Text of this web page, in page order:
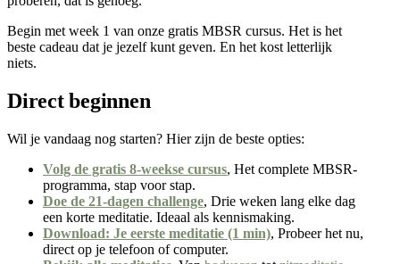
Begin met week 1 van onze gratis MBSR cursus. Het is het
beste cadeau dat je jezelf kunt geven. En het kost letterlijk
niets.
Direct beginnen
Wil je vandaag nog starten? Hier zijn de beste opties:
Volg de gratis 8-weekse cursus, Het complete MBSR-
programma, stap voor stap.
Doe de 21-dagen challenge, Drie weken lang elke dag
een korte meditatie. Ideaal als kennismaking.
Download: Je eerste meditatie (1 min), Probeer het nu,
direct op je telefoon of computer.